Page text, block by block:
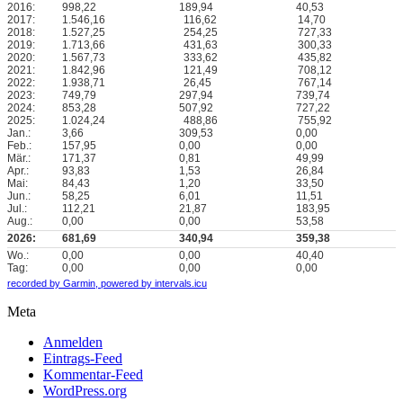
2016: 998,22 189,94
40,53
2017:
1.546,16 116,62
14,70
2018:
1.527,25 254,25
727,33
2019:
1.713,66 431,63
300,33
2020:
1.567,73 333,62
435,82
2021:
1.842,96 121,49
708,12
2022:
1.938,71 26,45
767,14
2023:
749,79 297,94
739,74
2024:
853,28 507,92
727,22
2025:
1.024,24 488,86
755,92
Jan.:
3,66 309,53
0,00
Feb.:
157,95 0,00
0,00
Mär.:
171,37 0,81
49,99
Apr.:
93,83 1,53
26,84
Mai:
84,43 1,20
33,50
Jun.:
58,25 6,01
11,51
Jul.:
112,21 21,87
183,95
Aug.:
0,00 0,00
53,58
2026:
681,69 340,94
359,38
Wo.:
0,00 0,00
40,40
Tag:
0,00 0,00 0,00
recorded by Garmin, powered by intervals.icu
Meta
Anmelden
Eintrags-Feed
Kommentar-Feed
WordPress.org